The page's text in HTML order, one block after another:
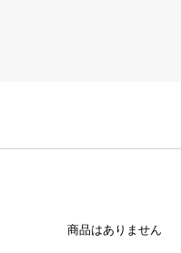
商品はありません